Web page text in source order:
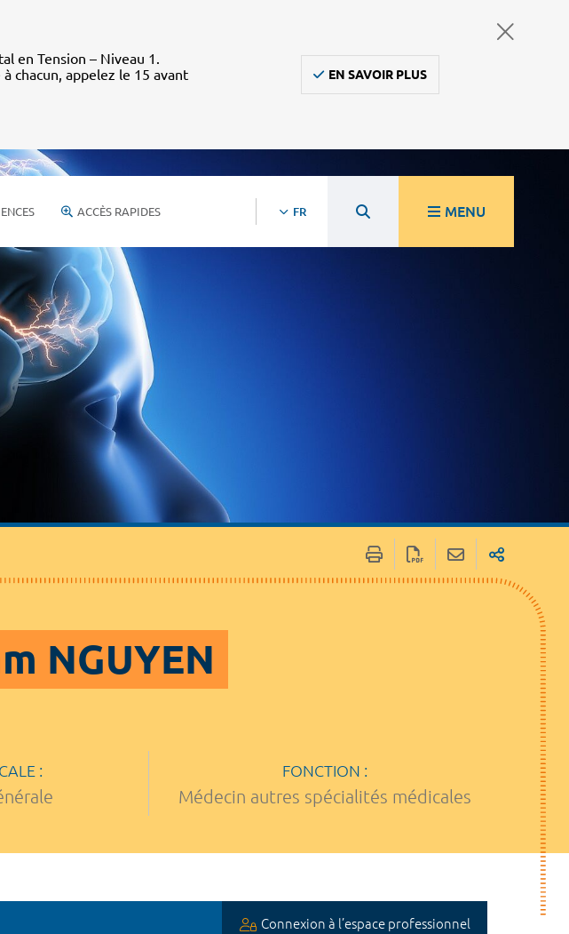
en Tension – Niveau 1.
chacun, appelez le 15 avant
EN SAVOIR PLUS
ACCÈS RAPIDES FR MENU
NGUYEN
: FONCTION :
Médecin autres spécialités médicales
Connexion à l’espace professionnel